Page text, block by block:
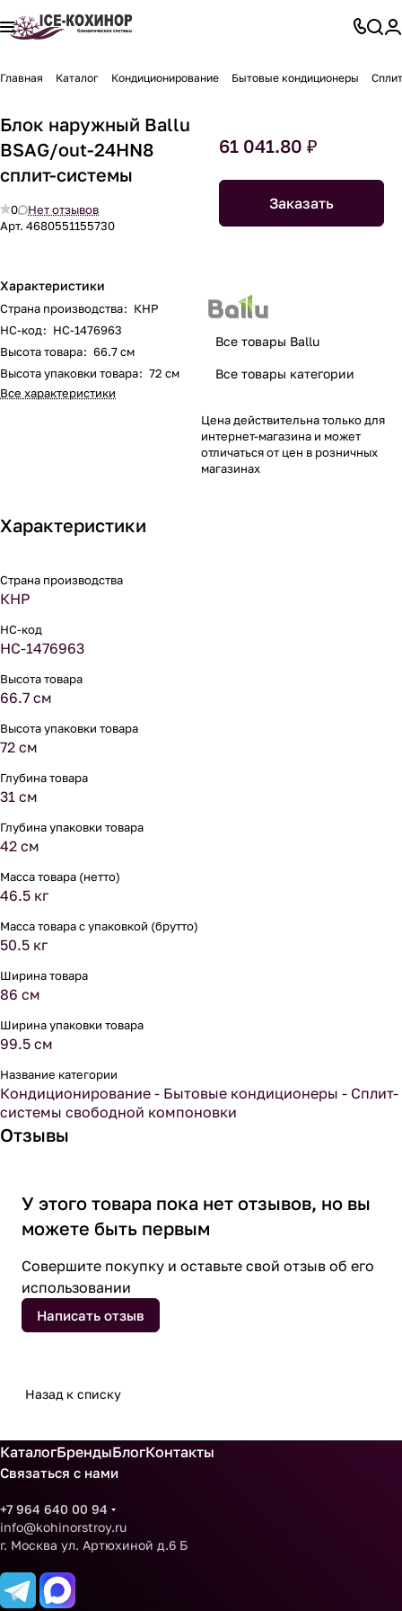
Главная Каталог Кондиционирование Бытовые кондиционеры
Блок наружный Ballu
BSAG/out-24HN8
сплит-системы
0
Нет отзывов
Арт. 4680551155730
Характеристики
Страна производства: КНР
НС-код: НС-1476963
Высота товара: 66.7 см
Высота упаковки товара: 72 см
Все характеристики
61 041.80 ₽
Заказать
Все товары Ballu
Все товары категории
Цена действительна только для
интернет-магазина и может
отличаться от цен в розничных
магазинах
Характеристики
Страна производства
КНР
НС-код
НС-1476963
Высота товара
66.7 см
Высота упаковки товара
72 см
Глубина товара
31 см
Глубина упаковки товара
42 см
Масса товара (нетто)
46.5 кг
Масса товара с упаковкой (брутто)
50.5 кг
Ширина товара
86 см
Ширина упаковки товара
99.5 см
Название категории
Кондиционирование - Бытовые кондиционеры - Сплит-
системы свободной компоновки
Отзывы
У этого товара пока нет отзывов, но вы
можете быть первым
Совершите покупку и оставьте свой отзыв об его
использовании
Написать отзыв
Назад к списку
КаталогБрендыБлогКонтакты
Связаться с нами
+7 964 640 00 94
info@kohinorstroy.ru
г. Москва ул. Артюхиной д.6 Б